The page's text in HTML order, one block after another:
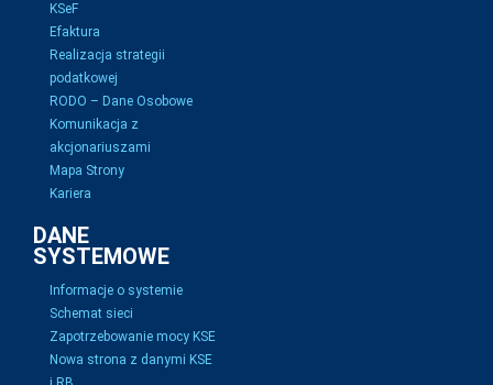
KSeF
Efaktura
Realizacja strategii
podatkowej
RODO – Dane Osobowe
Komunikacja z
akcjonariuszami
Mapa Strony
Kariera
DANE
SYSTEMOWE
Informacje o systemie
Schemat sieci
Zapotrzebowanie mocy KSE
Nowa strona z danymi KSE